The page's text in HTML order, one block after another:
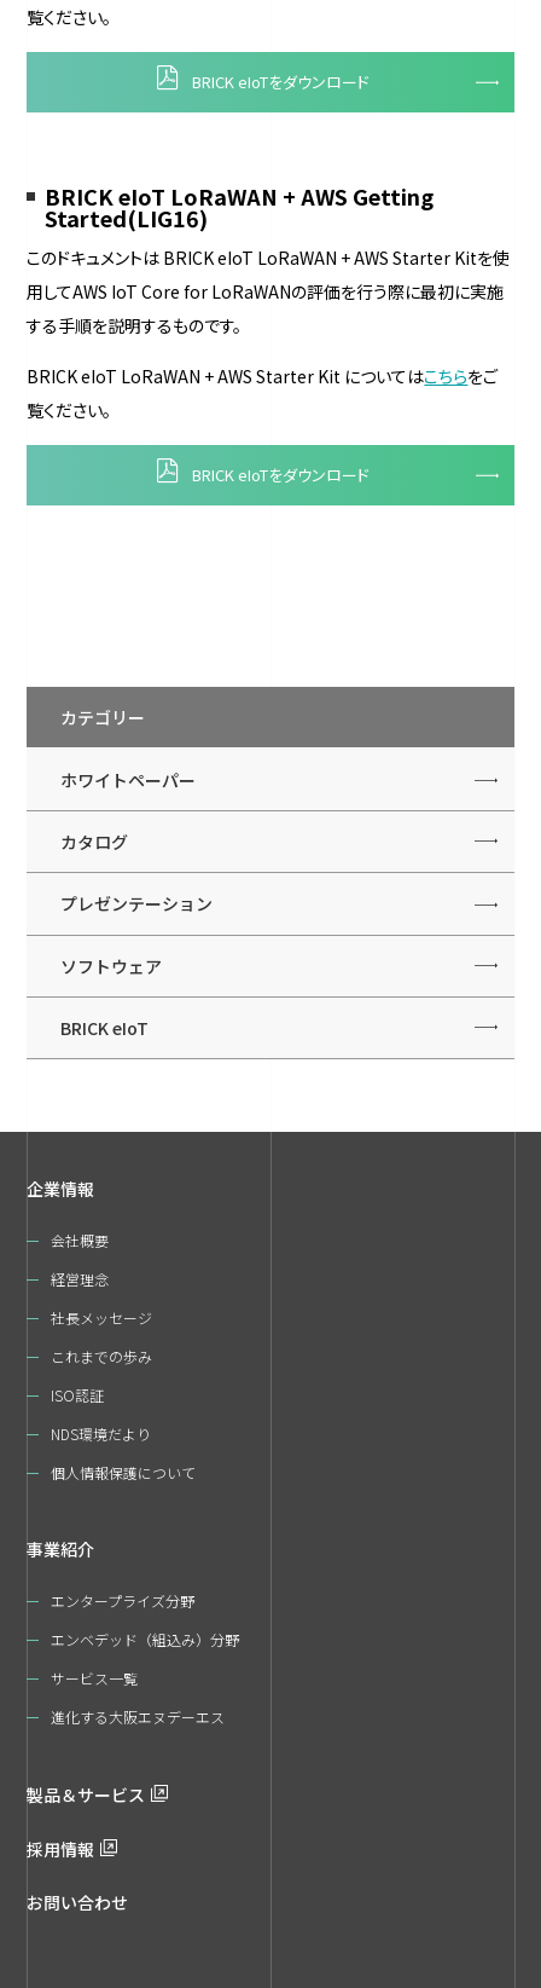
覧ください。
BRICK eIoTをダウンロード
BRICK eIoT LoRaWAN + AWS Getting
Started(LIG16)
このドキュメントは BRICK eIoT LoRaWAN + AWS Starter Kitを使
用してAWS IoT Core for LoRaWANの評価を行う際に最初に実施
する手順を説明するものです。
BRICK eIoT LoRaWAN + AWS Starter Kit についてはこちらをご
覧ください。
BRICK eIoTをダウンロード
カテゴリー
ホワイトペーパー
カタログ
プレゼンテーション
ソフトウェア
BRICK eIoT
企業情報
会社概要
経営理念
社長メッセージ
これまでの歩み
ISO認証
NDS環境だより
個人情報保護について
事業紹介
エンタープライズ分野
エンベデッド（組込み）分野
サービス一覧
進化する大阪エヌデーエス
製品＆サービス
採用情報
お問い合わせ